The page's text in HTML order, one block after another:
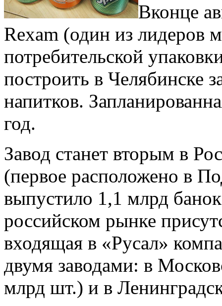
Вконце
Rexam (один из лидеров
потребительской
построить в Челябинске
напитков.
год.
Завод станет вторым в
(первое расположено в
выпустило 1,1 млрд
российском рынке
входящая в «Русал»
двумя заводами: в
млрд шт.) и в